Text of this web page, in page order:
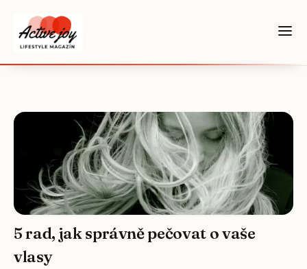
5 rad, jak správně pečovat o vaše
vlasy